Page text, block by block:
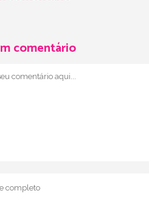
comentário